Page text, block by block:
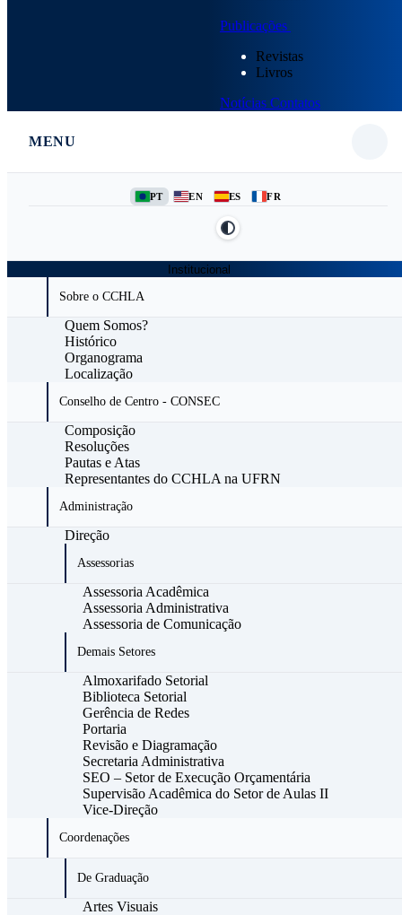
Publicações
Revistas
Livros
Notícias Contatos
MENU
PT EN ES FR
Institucional
Sobre o CCHLA
Quem Somos?
Histórico
Organograma
Localização
Conselho de Centro - CONSEC
Composição
Resoluções
Pautas e Atas
Representantes do CCHLA na UFRN
Administração
Direção
Assessorias
Assessoria Acadêmica
Assessoria Administrativa
Assessoria de Comunicação
Demais Setores
Almoxarifado Setorial
Biblioteca Setorial
Gerência de Redes
Portaria
Revisão e Diagramação
Secretaria Administrativa
SEO – Setor de Execução Orçamentária
Supervisão Acadêmica do Setor de Aulas II
Vice-Direção
Coordenações
De Graduação
Artes Visuais